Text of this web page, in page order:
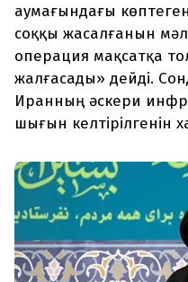
аумағындағы
соққы жасалғанын
операция мақсатқа
жалғасады» дейді.
Иранның әскери
шығын келтірілгенін